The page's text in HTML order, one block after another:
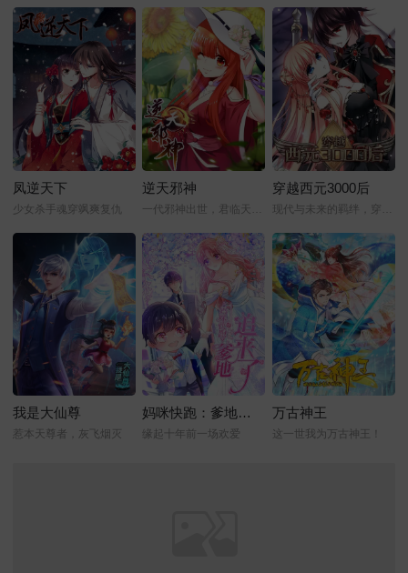
凤逆天下
少女杀手魂穿飒爽复仇
逆天邪神 穿越西元3000后
我是大仙尊
惹本天尊者，灰飞烟灭
妈咪快跑：爹地追来了
缘起十年前一场欢爱
万古神王
这一世我为万古神王！